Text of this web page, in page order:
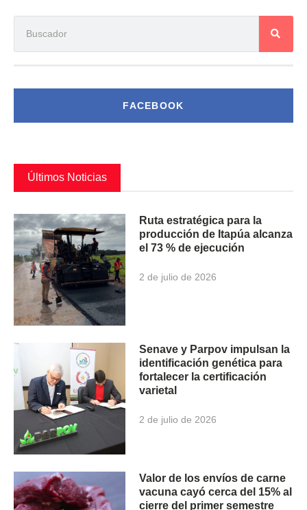
FACEBOOK
Últimos Noticias
Ruta estratégica para la
producción de Itapúa alcanza
el 73 % de ejecución
2 de julio de 2026
Senave y Parpov impulsan la
identificación genética para
fortalecer la certificación
varietal
2 de julio de 2026
Valor de los envíos de carne
vacuna cayó cerca del 15% al
cierre del primer semestre